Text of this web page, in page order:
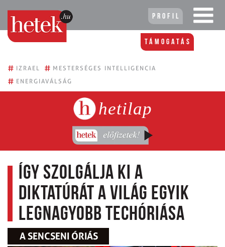
Profil
Támogatás
# IZRAEL # MESTERSÉGES INTELLIGENCIA
# ENERGIAVÁLSÁG
hetilap
Így szolgálja ki a
diktatúrát a világ egyik
legnagyobb techóriása
A SENCSENI ÓRIÁS